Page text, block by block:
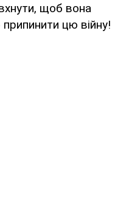
щоб вона
цю війну!